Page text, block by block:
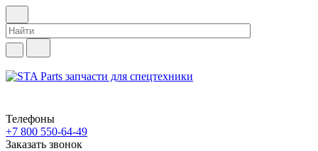
Телефоны
+7 800 550-64-49
Заказать звонок